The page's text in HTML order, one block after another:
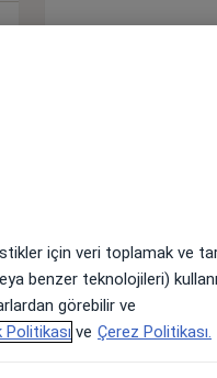
için veri toplamak ve
benzer teknolojileri)
görebilir ve
Politikası ve Çerez Politikası.